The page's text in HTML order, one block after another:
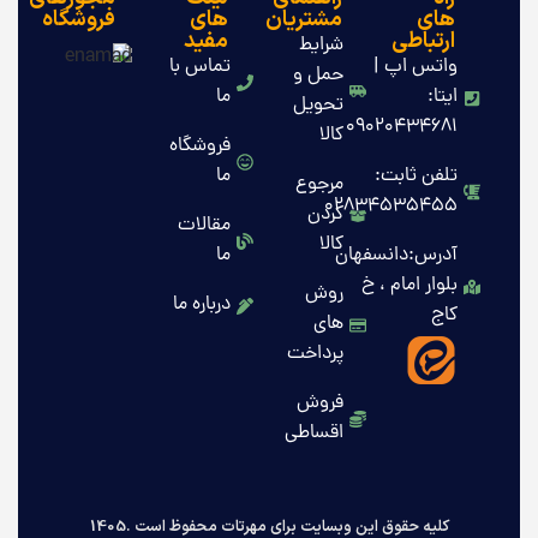
های
ارتباطی
واتس اپ |
ایتا:
09020434681
تلفن ثابت:
02834535455
آدرس:دانسفهان
بلوار امام ، خ
کاج
مشتریان
شرایط
حمل و
تحویل
کالا
مرجوع
کردن
کالا
روش
های
پرداخت
فروش
اقساطی
های
مفید
تماس با
ما
فروشگاه
ما
مقالات
ما
درباره ما
فروشگاه
کلیه حقوق این وبسایت برای مهرتات محفوظ است .1405